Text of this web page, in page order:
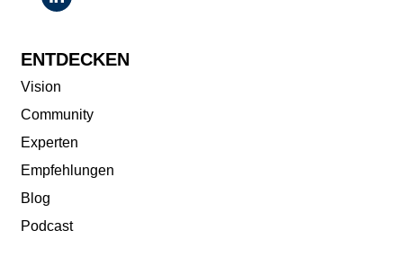
ENTDECKEN
Vision
Community
Experten
Empfehlungen
Blog
Podcast